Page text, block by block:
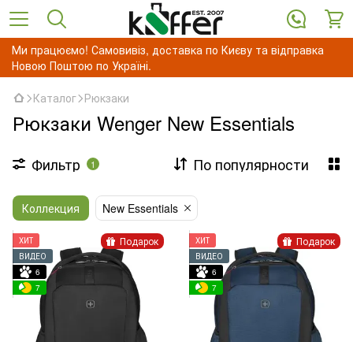
Ми працюємо! Самовивіз, доставка по Києву та відправка
Новою Поштою по Україні.
Каталог Рюкзаки
Рюкзаки Wenger New Essentials
Фильтр 1 По популярности
Коллекция New Essentials
Подарок
ХИТ
ВИДЕО
6
7
Подарок
ХИТ
ВИДЕО
6
7